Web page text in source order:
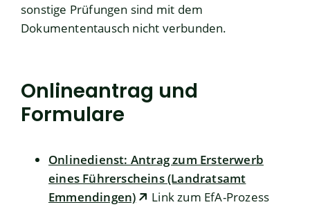
sonstige Prüfungen sind mit dem
Dokumententausch nicht verbunden.
Onlineantrag und
Formulare
Onlinedienst: Antrag zum Ersterwerb
eines Führerscheins (Landratsamt
Emmendingen)
Link zum EfA-Prozess